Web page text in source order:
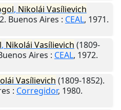
, Nikolái Vasílievich
Buenos Aires : CEAL, 1971.
, Nikolái Vasílievich (1809-
Aires : CEAL, 1972.
Vasílievich (1809-1852).
: Corregidor, 1980.